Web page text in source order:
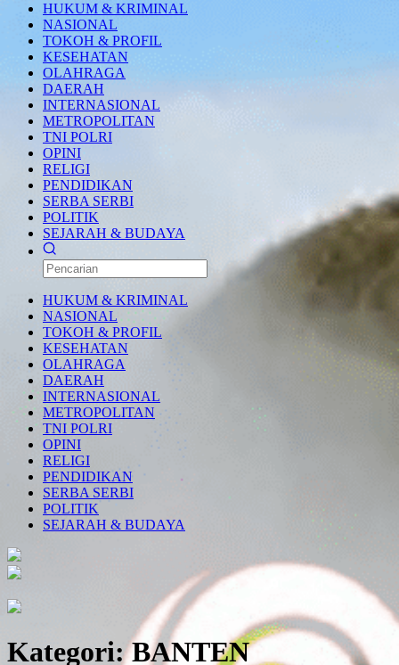
HUKUM & KRIMINAL
NASIONAL
TOKOH & PROFIL
KESEHATAN
OLAHRAGA
DAERAH
INTERNASIONAL
METROPOLITAN
TNI POLRI
OPINI
RELIGI
PENDIDIKAN
SERBA SERBI
POLITIK
SEJARAH & BUDAYA
HUKUM & KRIMINAL
NASIONAL
TOKOH & PROFIL
KESEHATAN
OLAHRAGA
DAERAH
INTERNASIONAL
METROPOLITAN
TNI POLRI
OPINI
RELIGI
PENDIDIKAN
SERBA SERBI
POLITIK
SEJARAH & BUDAYA
Kategori:BANTEN